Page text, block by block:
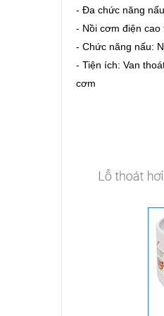
- Đa chức năng
- Nồi cơm điện cao
- Chức năng nấu:
- Tiện ích: Van
cơm